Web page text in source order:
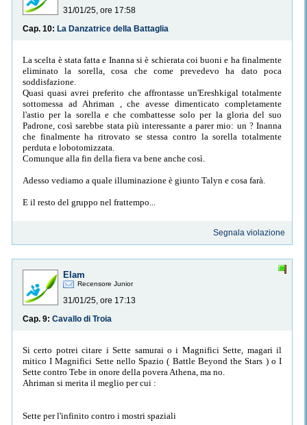
31/01/25, ore 17:58
Cap. 10: La Danzatrice della Battaglia
La scelta è stata fatta e Inanna si è schierata coi buoni e ha finalmente
eliminato la sorella, cosa che come prevedevo ha dato poca
soddisfazione.
Quasi quasi avrei preferito che affrontasse un'Ereshkigal totalmente
sottomessa ad Ahriman , che avesse dimenticato completamente
l'astio per la sorella e che combattesse solo per la gloria del suo
Padrone, così sarebbe stata più interessante a parer mio: un ? Inanna
che finalmente ha ritrovato se stessa contro la sorella totalmente
perduta e lobotomizzata.
Comunque alla fin della fiera va bene anche così.
Adesso vediamo a quale illuminazione è giunto Talyn e cosa farà.
E il resto del gruppo nel frattempo...
Segnala violazione
Elam
Recensore Junior
31/01/25, ore 17:13
Cap. 9: Cavallo di Troia
Si certo potrei citare i Sette samurai o i Magnifici Sette, magari il
mitico I Magnifici Sette nello Spazio ( Battle Beyond the Stars ) o I
Sette contro Tebe in onore della povera Athena, ma no.
Ahriman si merita il meglio per cui :
Sette per l'infinito contro i mostri spaziali